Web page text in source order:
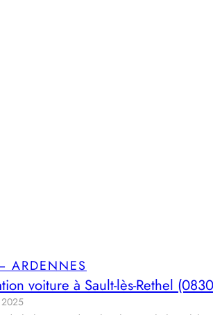
ARDENNES
voiture à Sault-lès-Rethel
2025